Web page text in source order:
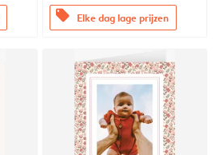
offers Elke dag lage prijzen